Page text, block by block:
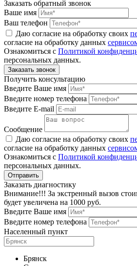
Заказать обратный звонок
Ваше имя
Ваш телефон
Даю согласие на обработку своих
согласие на обработку данных
Ознакомиться с Политикой
персональных данных.
Получить консультацию
Введите Ваше имя
Введите номер телефона
Введите E-mail
Сообщение
Даю согласие на обработку своих
согласие на обработку данных
Ознакомиться с Политикой
персональных данных.
Заказать диагностику
Внимание!!! За экстренный вызов
будет увеличена на 1000 руб.
Введите Ваше имя
Введите номер телефона
Населенный пункт
Брянск